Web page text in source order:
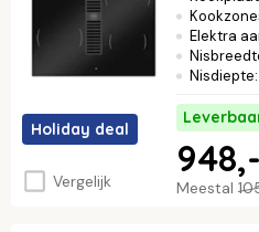
Holiday deal
Vergelijk
Elektra
Nisdiepte:
Meestal
948,-